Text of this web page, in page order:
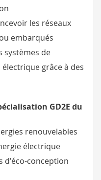
les réseaux
embarqués
systèmes de
grâce à des
GD2E du
renouvelables
électrique
d'éco-conception